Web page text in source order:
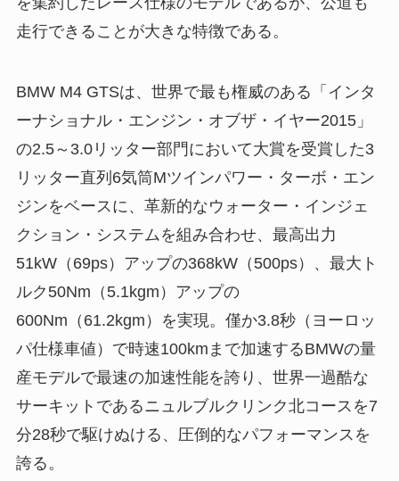
走行できることが大きな特徴である。
BMW M4 GTSは、世界で最も権威のある「インタ
ーナショナル・エンジン・オブザ・イヤー2015」
の2.5～3.0リッター部門において大賞を受賞した3
リッター直列6気筒Mツインパワー・ターボ・エン
ジンをベースに、革新的なウォーター・インジェ
クション・システムを組み合わせ、最高出力
51kW（69ps）アップの368kW（500ps）、最大ト
ルク50Nm（5.1kgm）アップの
600Nm（61.2kgm）を実現。僅か3.8秒（ヨーロッ
パ仕様車値）で時速100kmまで加速するBMWの量
産モデルで最速の加速性能を誇り、世界一過酷な
サーキットであるニュルブルクリンク北コースを7
分28秒で駆けぬける、圧倒的なパフォーマンスを
誇る。